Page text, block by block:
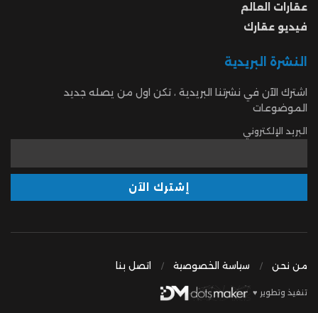
عقارات العالم
فيديو عقارك
النشرة البريدية
اشترك الآن في نشرتنا البريدية ، تكن اول من يصله جديد
الموضوعات
البريد الإلكتروني
من نحن سياسة الخصوصية اتصل بنا
تنفيذ وتطوير ♥